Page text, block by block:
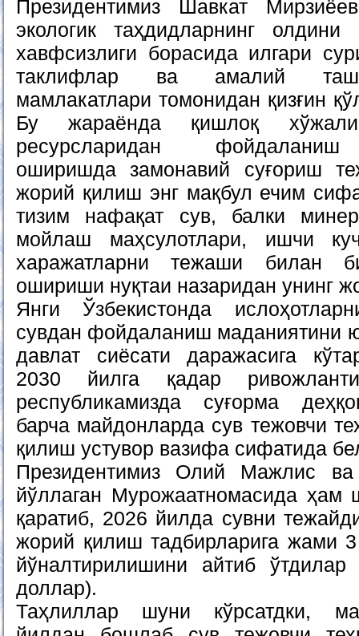
Президентимиз Шавкат
экологик таҳдидларнинг
хавфсизлиги борасида илгари
таклифлар ва амалий
мамлакатлари томонидан қизғин
Бу жараёнда қишлоқ
ресурсларидан фойдаланиш
оширишда замонавий суғориш
жорий қилиш энг мақбул ечим
тизим нафақат сув, балки
мойлаш маҳсулотлари, ишчи
харажатларни тежаши билан
ошириши нуқтаи назаридан унинг
Янги Ўзбекистонда
сувдан фойдаланиш маданиятини
давлат сиёсати даражасига
2030 йилга қадар
республикамизда суғорма
барча майдонларда сув тежовчи
қилиш устувор вазифа сифатида
Президентимиз Олий Мажлис ва
йўллаган Мурожаатномасида ҳам
қаратиб, 2026 йилда сувни
жорий қилиш тадбирларига жами
йўналтирилишини айтиб
доллар).
Таҳлиллар шуни кўрсатдки,